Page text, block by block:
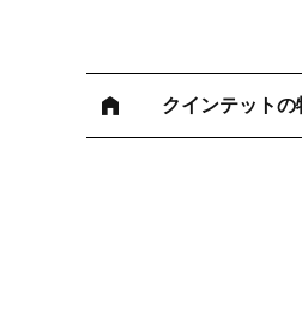
クインテットの